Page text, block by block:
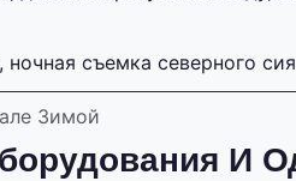
Зимой
съемка северного
И